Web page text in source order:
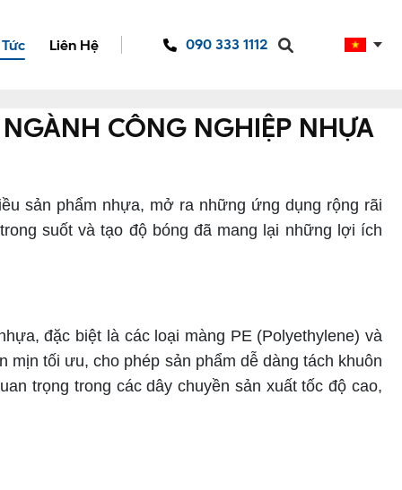
Liên Hệ 090 333 1112
CÔNG NGHIỆP NHỰA
sản phẩm nhựa, mở ra những ứng dụng rộng rãi
suốt và tạo độ bóng đã mang lại những lợi ích
đặc biệt là các loại màng PE (Polyethylene) và
tối ưu, cho phép sản phẩm dễ dàng tách khuôn
trọng trong các dây chuyền sản xuất tốc độ cao,